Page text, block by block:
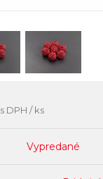
s DPH / ks
Vypredané